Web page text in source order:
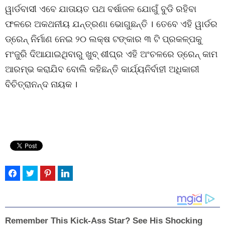
ୱାର୍ଡବାସୀ ଏବେ ଯାତାୟତ ପଥ ବର୍ଷାଜଳ ଯୋଗୁଁ ବୁଡି ରହିବା
ଫଳରେ ଅକଥନୀୟ ଯନ୍ତ୍ରଣା ଭୋଗୁଛନ୍ତି । ତେବେ ଏହି ୱାର୍ଡର
ଡ୍ରେନ୍ ନିର୍ମାଣ ନେଇ ୨୦ ଲକ୍ଷ ଟଙ୍କାର ୩ ଟି ପ୍ରକଳ୍ପକୁ
ମଂଜୁରି ଦିଆଯାଇଥିବାରୁ ଖୁବ୍ ଶୀଘ୍ର ଏହି ଅଂଚଳରେ ଡ୍ରେନ୍ କାମ
ଆରମ୍ଭ କରାଯିବ ବୋଲି କହିଛନ୍ତି କାର୍ଯ୍ୟନିର୍ବାହୀ ଅଧିକାରୀ
ବିଚିତ୍ରାନନ୍ଦ ନାୟକ ।